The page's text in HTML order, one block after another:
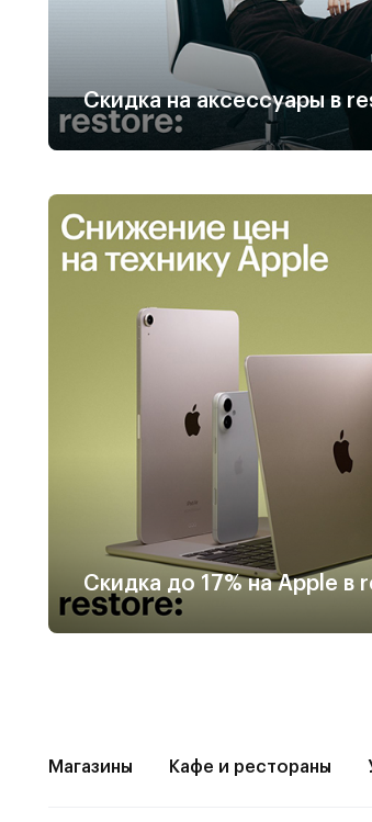
Скидка на аксессуары в
Скидка до 17% на Apple в
Магазины Кафе и рестораны